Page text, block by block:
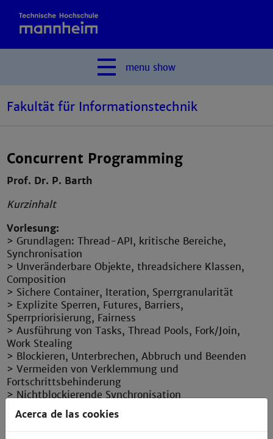
menu show
Fakultät für Informationstechnik
Concurrent Programming
Prof. Dr. P. Barth
Kurzinhalt
Vorlesung:
> Grundlagen: Thread-API, kritische Bereiche,
Synchronisation
> Unveränderbare Objekte, threadsichere Klassen,
Composition
> Sichere Container, Iteration, Sperrgranularität
> Explizite Sperren, Futures, Barriers,
Sperrpriorisierung, Fairness
> Ausführung von Tasks, Thread Pools, Fork/Join,
Work Stealing
> Blockieren, Unterbrechen, Abbruch und Beenden
> Vermeiden von Verklemmung und
Fortschrittsbehinderung
> Nichtblockierende Synchronisation
> Testen von nebenläufigen Anwendungen, statische
und dynamische Codeanalyse, Performance-
Acerca de las cookies